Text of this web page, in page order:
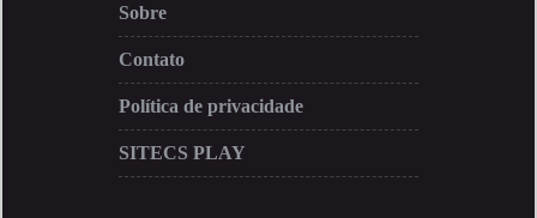
Sobre
Contato
Política de privacidade
SITECS PLAY